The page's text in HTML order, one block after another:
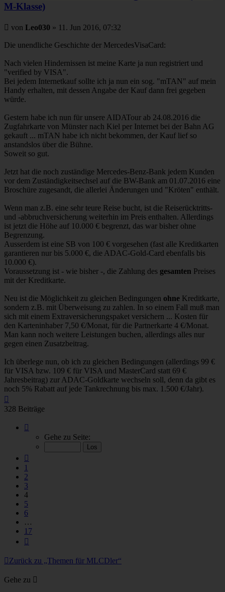
M-Klasse)
Beitrag
von Leo030 » 11. Jun 2016, 07:32
Die unendliche Geschichte der MercedesVisaCard:
Nach vielen Hindernissen ist meine Karte ja nun registriert und
"verified by VISA".
Bei jedem Internetkauf sollte ich ja nun ein sog. "mTAN" auf mein
Handy erhalten, mit dessen Angabe der Kauf dann frei gegeben
würde.
Gestern habe ich nun für unsere AIDATour ab 24.08.2016 die
Zugfahrkarte von Münster nach Kiel per Internet bei der Bahn AG
gekauft ... mTAN habe ich nicht bekommen, der Kauf lief so
anstandslos über die Bühne.
Soweit so gut.
Jetzt hat die noch zuständige Mercedes-Benz-Bank jedem Kunden
vor dem Zuständigkeitsechsel auf die BW-Bank am 01.07.2016 eine
Broschüre zugesandt, die allerlei Änderungen und "Kröten" enthält.
Wenn man z.B. eine sehr teure Reise bucht, ist die Reiserücktritts-
und -abbruchversicherung weiterhin im Preis enthalten. Allerdings
ist jetzt die Höhe auf 10.000 € begrenzt, das war bisher ohne
Begrenzung.
Ausserdem ist eine SB von 100 € vorgesehen (fast alle Kreditkarten
garantieren nur bis 5.000 €, die ADAC-Gold-Card ebenfalls bis
10.000 €).
Voraussetzung ist - wie bisher -, die Zahlung des gesamten Preises
mit der Kreditkarte.
Neu ist die Möglichkeit zu gleichen Bedingungen ohne Kreditkarte,
sondern z.B. mit Überweisung zu zahlen. In so einem Fall muß man
sich mit einem Extraversicherungspaket versichern ... Kosten für
den Karteninhaber 7,50 €/Monat, für die Partnerkarte 4 €/Monat.
Man kann noch weitere Leistungen buchen, allerdings alles nur
gegen einen Zusatzbeitrag.
Ich überlege nun, ob ich zu gleichen Bedingungen (allerdings 99 €
für VISA bzw. 109 € für VISA und MasterCard statt 69 €
Jahresbeitrag) zur ADAC-Goldkarte wechseln soll, denn da gibt es
noch 5% Rabatt auf jede Tankrechnung bis max. 1.500 €/Jahr).
oben
328 Beiträge
Gehe zu Seite:
1
2
3
4
5
6
…
17
Zurück zu „Themen für MLCDler“
Gehe zu